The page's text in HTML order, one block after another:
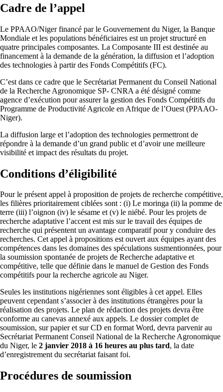
Cadre de l’appel
Le PPAAO/Niger financé par le Gouvernement du Niger, la Banque
Mondiale et les populations bénéficiaires est un projet structuré en
quatre principales composantes. La Composante III est destinée au
financement à la demande de la génération, la diffusion et l’adoption
des technologies à partir des Fonds Compétitifs (FC).
C’est dans ce cadre que le Secrétariat Permanent du Conseil National
de la Recherche Agronomique SP- CNRA a été désigné comme
agence d’exécution pour assurer la gestion des Fonds Compétitifs du
Programme de Productivité Agricole en Afrique de l’Ouest (PPAAO-
Niger).
La diffusion large et l’adoption des technologies permettront de
répondre à la demande d’un grand public et d’avoir une meilleure
visibilité et impact des résultats du projet.
Conditions d’éligibilité
Pour le présent appel à proposition de projets de recherche compétitive,
les filières prioritairement ciblées sont : (i) Le moringa (ii) la pomme de
terre (iii) l’oignon (iv) le sésame et (v) le niébé. Pour les projets de
recherche adaptative l’accent est mis sur le travail des équipes de
recherche qui présentent un avantage comparatif pour y conduire des
recherches. Cet appel à propositions est ouvert aux équipes ayant des
compétences dans les domaines des spéculations susmentionnées, pour
la soumission spontanée de projets de Recherche adaptative et
compétitive, telle que définie dans le manuel de Gestion des Fonds
compétitifs pour la recherche agricole au Niger.
Seules les institutions nigériennes sont éligibles à cet appel. Elles
peuvent cependant s’associer à des institutions étrangères pour la
réalisation des projets. Le plan de rédaction des projets devra être
conforme au canevas annexé aux appels. Le dossier complet de
soumission, sur papier et sur CD en format Word, devra parvenir au
Secrétariat Permanent Conseil National de la Recherche Agronomique
du Niger, le 2 janvier 2018 à 16 heures au plus tard, la date
d’enregistrement du secrétariat faisant foi.
Procédures de soumission